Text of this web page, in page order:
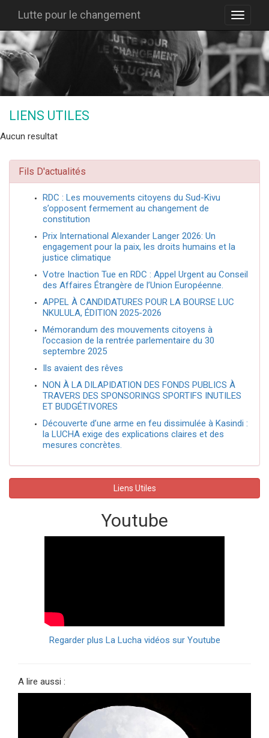
Lutte pour le changement
LIENS UTILES
Aucun resultat
Fils D'actualités
RDC : Les mouvements citoyens du Sud-Kivu
s’opposent fermement au changement de
constitution
Prix International Alexander Langer 2026: Un
engagement pour la paix, les droits humains et la
justice climatique
Votre Inaction Tue en RDC : Appel Urgent au Conseil
des Affaires Étrangère de l’Union Européenne.
APPEL À CANDIDATURES POUR LA BOURSE LUC
NKULULA, ÉDITION 2025-2026
Mémorandum des mouvements citoyens à
l’occasion de la rentrée parlementaire du 30
septembre 2025
Ils avaient des rêves
NON À LA DILAPIDATION DES FONDS PUBLICS À
TRAVERS DES SPONSORINGS SPORTIFS INUTILES
ET BUDGÉTIVORES
Découverte d’une arme en feu dissimulée à Kasindi :
la LUCHA exige des explications claires et des
mesures concrètes.
Liens Utiles
Youtube
Regarder plus La Lucha vidéos sur Youtube
A lire aussi :